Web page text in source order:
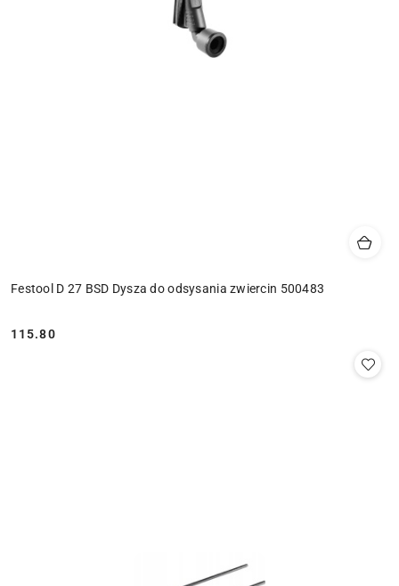
Festool D 27 BSD Dysza do odsysania zwiercin 500483
Cena:
115.80